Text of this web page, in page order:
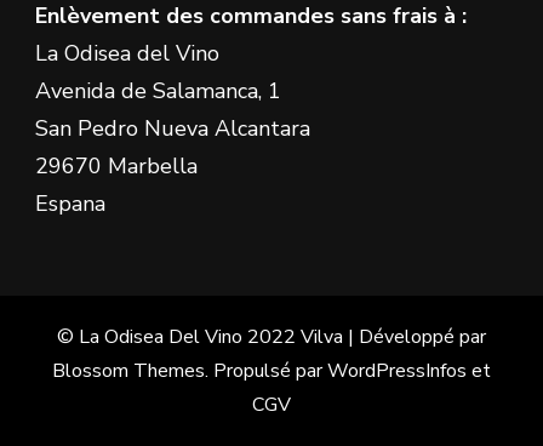
Enlèvement des commandes sans frais à :
La Odisea del Vino
Avenida de Salamanca, 1
San Pedro Nueva Alcantara
29670 Marbella
Espana
© La Odisea Del Vino 2022 Vilva | Développé par
Blossom Themes. Propulsé parWordPressInfos et
CGV